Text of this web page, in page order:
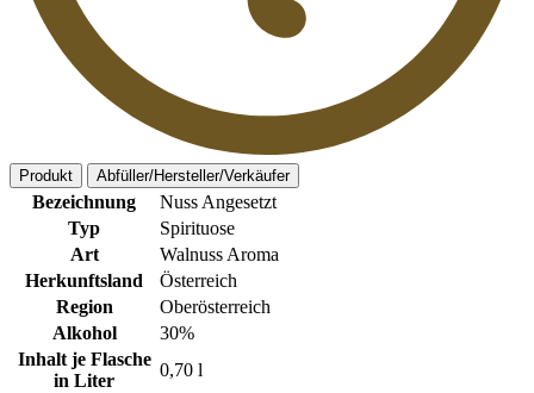
Produkt Abfüller/Hersteller/Verkäufer
Bezeichnung
Nuss Angesetzt
Typ
Spirituose
Art
Walnuss Aroma
Herkunftsland
Österreich
Region
Oberösterreich
Alkohol
30%
Inhalt je Flasche
in Liter
0,70 l